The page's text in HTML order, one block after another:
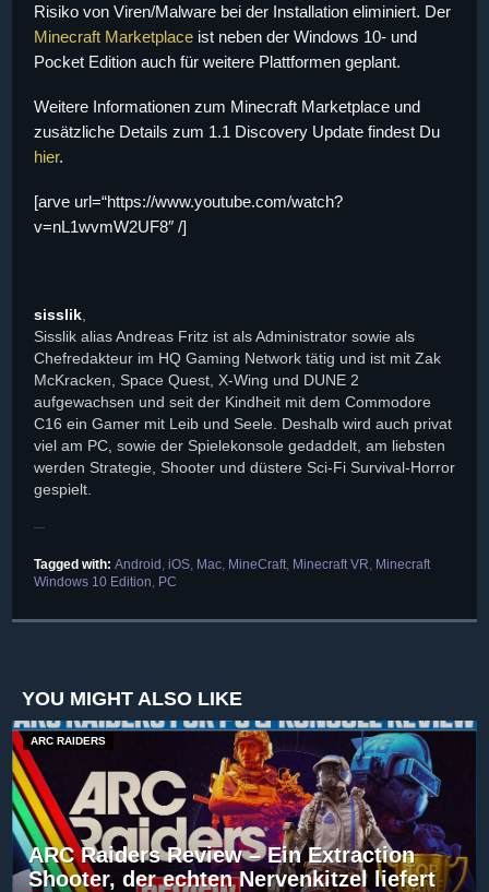
Risiko von Viren/Malware bei der Installation eliminiert. Der
Minecraft Marketplace ist neben der Windows 10- und
Pocket Edition auch für weitere Plattformen geplant.
Weitere Informationen zum Minecraft Marketplace und
zusätzliche Details zum 1.1 Discovery Update findest Du
hier.
[arve url=“https://www.youtube.com/watch?
v=nL1wvmW2UF8″ /]
sisslik
Sisslik alias Andreas Fritz ist als Administrator sowie als
Chefredakteur im HQ Gaming Network tätig und ist mit Zak
McKracken, Space Quest, X-Wing und DUNE 2
aufgewachsen und seit der Kindheit mit dem Commodore
C16 ein Gamer mit Leib und Seele. Deshalb wird auch privat
viel am PC, sowie der Spielekonsole gedaddelt, am liebsten
werden Strategie, Shooter und düstere Sci-Fi Survival-Horror
gespielt.
Tagged with: Android iOS Mac MineCraft Minecraft VR Minecraft
Windows 10 Edition PC
YOU MIGHT ALSO LIKE
ARC RAIDERS
ARC Raiders Review – Ein Extraction
Shooter, der echten Nervenkitzel liefert